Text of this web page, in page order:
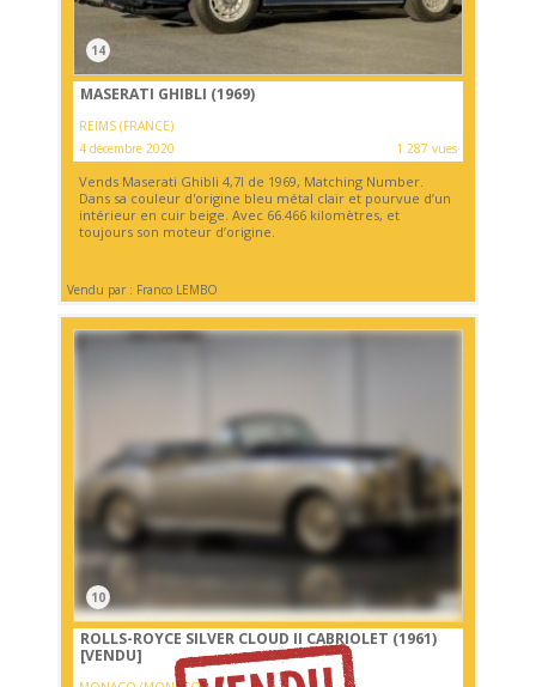
14
MASERATI GHIBLI (1969)
REIMS (FRANCE)
4 décembre 2020
1 287 vues
Vends Maserati Ghibli 4,7l de 1969, Matching Number.
Dans sa couleur d'origine bleu métal clair et pourvue d’un
intérieur en cuir beige. Avec 66.466 kilomètres, et
toujours son moteur d’origine.
Vendu par : Franco LEMBO
10
ROLLS-ROYCE SILVER CLOUD II CABRIOLET (1961)
[VENDU]